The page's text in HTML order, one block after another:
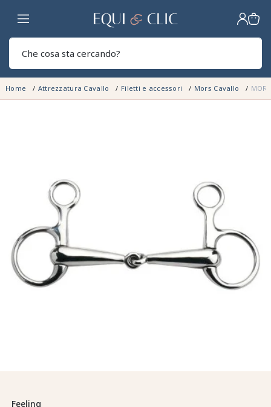
Casa
Home Attrezzatura Cavallo Filetti e accessori Mors Cavallo
Feeling